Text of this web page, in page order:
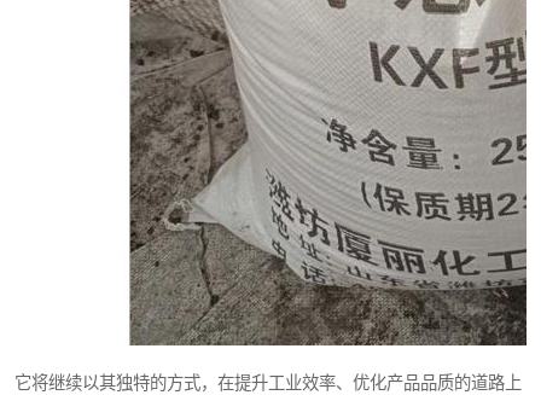
它将继续以其独特的方式，在提升工业效率、优化产品品质的道路上